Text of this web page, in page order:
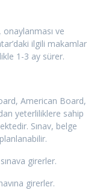
ve
ilgili makamlar
1-3 ay sürer.
American Board,
yeterliliklere sahip
Sınav, belge
girerler.
girerler.